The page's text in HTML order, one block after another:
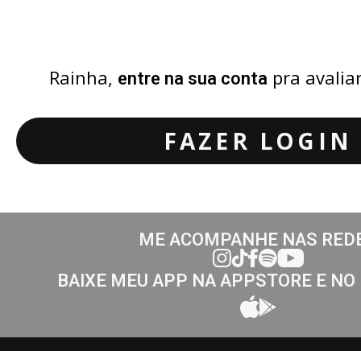
Rainha, entre na sua conta pra
FAZER LOGIN
ME ACOMPANHE NAS
BAIXE MEU APP NA APPSTORE E